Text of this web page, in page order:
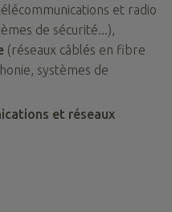
et radio
de sécurité...),
(réseaux câblés en fibre
systèmes de
et réseaux